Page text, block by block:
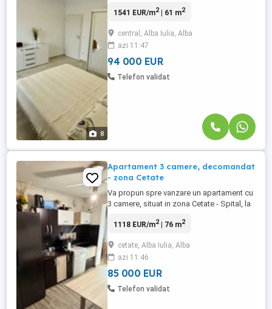
8
etaje. Apartamentul are o suprafata utila
compartimentare practica si luminoasa.
Compartimentare: Living open space cu
bucataria , dormitor , hol, ...
1541 EUR/m2| 61 m2
central, Alba Iulia, Alba
azi 11:47
94 000 EUR
Telefon validat
Apartament 3 camere, decomandat
- zona Cetate
Va propun spre vanzare un apartament cu
3 camere, situat in zona Cetate - Spital, la
Apartamentul are o suprafata utila de
compartimentare practica si luminoasa.
Compartimentare: Living spatios,
bucatarie, 2 dormitoare , hol, ...
1118 EUR/m2| 76 m2
cetate, Alba Iulia, Alba
azi 11:46
85 000 EUR
Telefon validat